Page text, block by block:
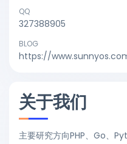
QQ
327388905
BLOG
https://
关于我们
主要研究方向PHP、Go、